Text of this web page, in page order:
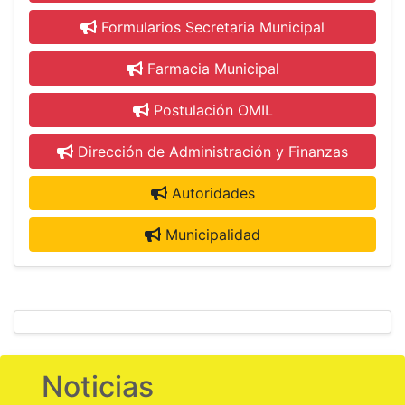
Formularios Secretaria Municipal
Farmacia Municipal
Postulación OMIL
Dirección de Administración y Finanzas
Autoridades
Municipalidad
Noticias